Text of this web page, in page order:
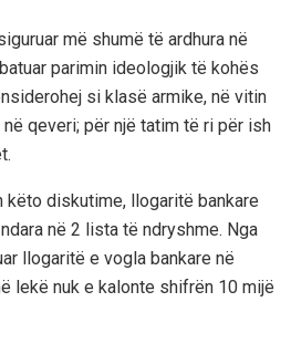
më shumë të ardhura në
parimin ideologjik të kohës
si klasë armike, në vitin
qeveri; për një tatim të ri për ish
këto diskutime, llogaritë bankare
në 2 lista të ndryshme. Nga
llogaritë e vogla bankare në
lekë nuk e kalonte shifrën 10 mijë